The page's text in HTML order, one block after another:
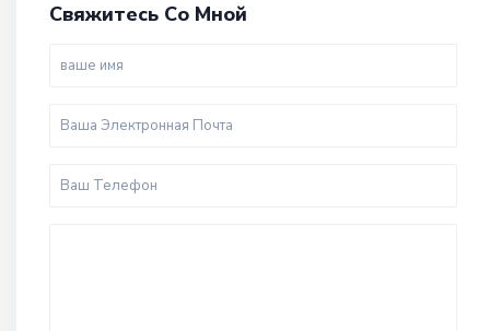
Свяжитесь Со Мной